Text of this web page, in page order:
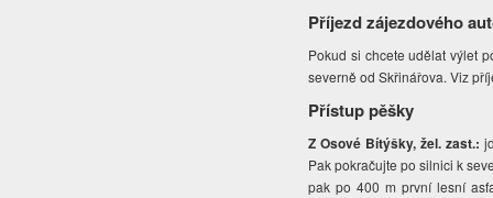
Příjezd zájezdového
Pokud si chcete udělat výlet
severně od Skřinářova. Viz
Přístup pěšky
Z Osové Bítýšky, žel. zast.:
Pak pokračujte po silnici k
pak po 400 m první lesní